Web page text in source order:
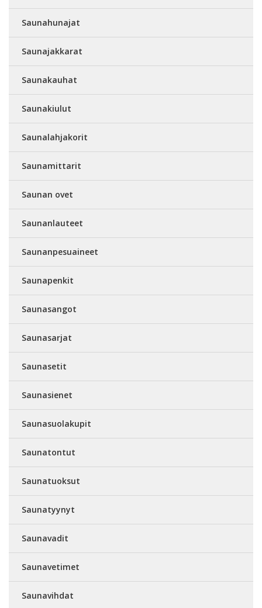
Saunahunajat
Saunajakkarat
Saunakauhat
Saunakiulut
Saunalahjakorit
Saunamittarit
Saunan ovet
Saunanlauteet
Saunanpesuaineet
Saunapenkit
Saunasangot
Saunasarjat
Saunasetit
Saunasienet
Saunasuolakupit
Saunatontut
Saunatuoksut
Saunatyynyt
Saunavadit
Saunavetimet
Saunavihdat